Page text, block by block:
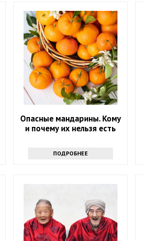
Опасные мандарины. Кому
и почему их нельзя есть
ПОДРОБНЕЕ